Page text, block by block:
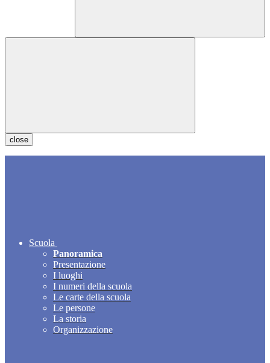
close
Scuola
Panoramica
Presentazione
I luoghi
I numeri della scuola
Le carte della scuola
Le persone
La storia
Organizzazione